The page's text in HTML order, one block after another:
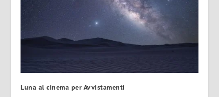
Luna al cinema per Avvistamenti